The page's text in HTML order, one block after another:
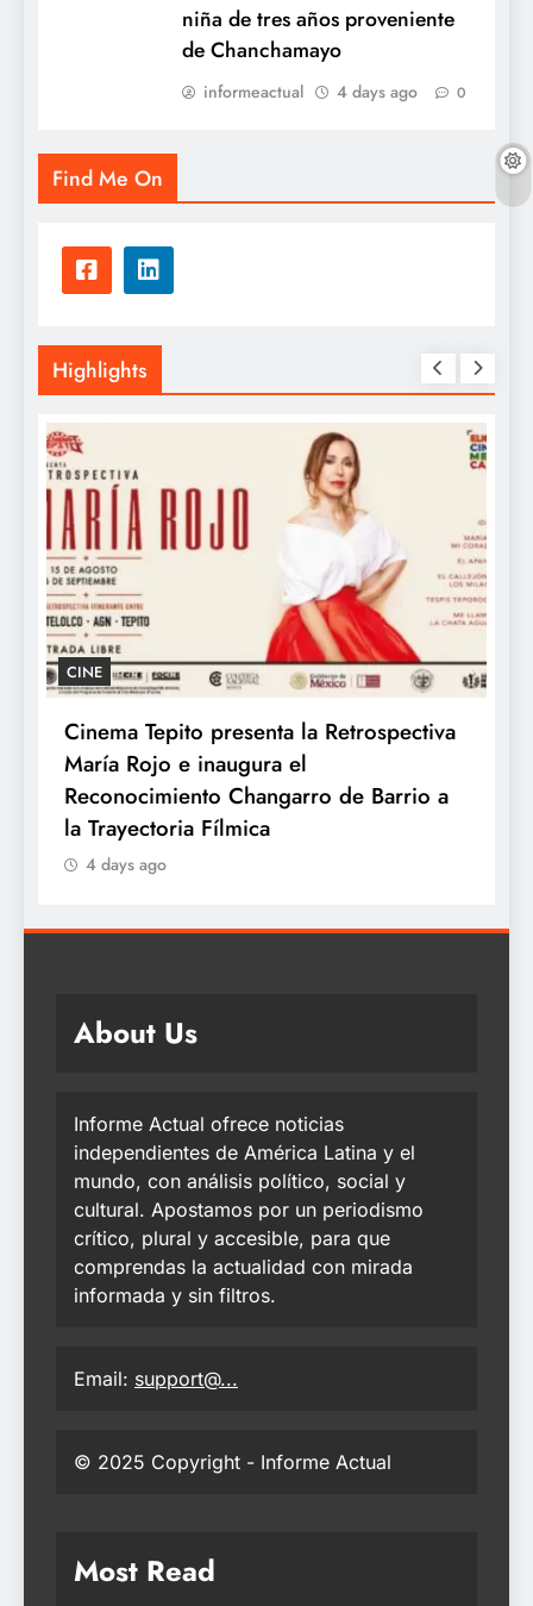
niña de tres años proveniente
de Chanchamayo
informeactual 4 days ago 0
Find Me On
Highlights
presenta la Retrospectiva
e inaugura el
Changarro de Barrio a
Fílmica
GASTRONOMÍA
Kyoto celebra el
4 days ago
About Us
Informe Actual ofrece noticias
independientes de América Latina y el
mundo, con análisis político, social y
cultural. Apostamos por un periodismo
crítico, plural y accesible, para que
comprendas la actualidad con mirada
informada y sin filtros.
Email: support@...
© 2025 Copyright - Informe Actual
Most Read